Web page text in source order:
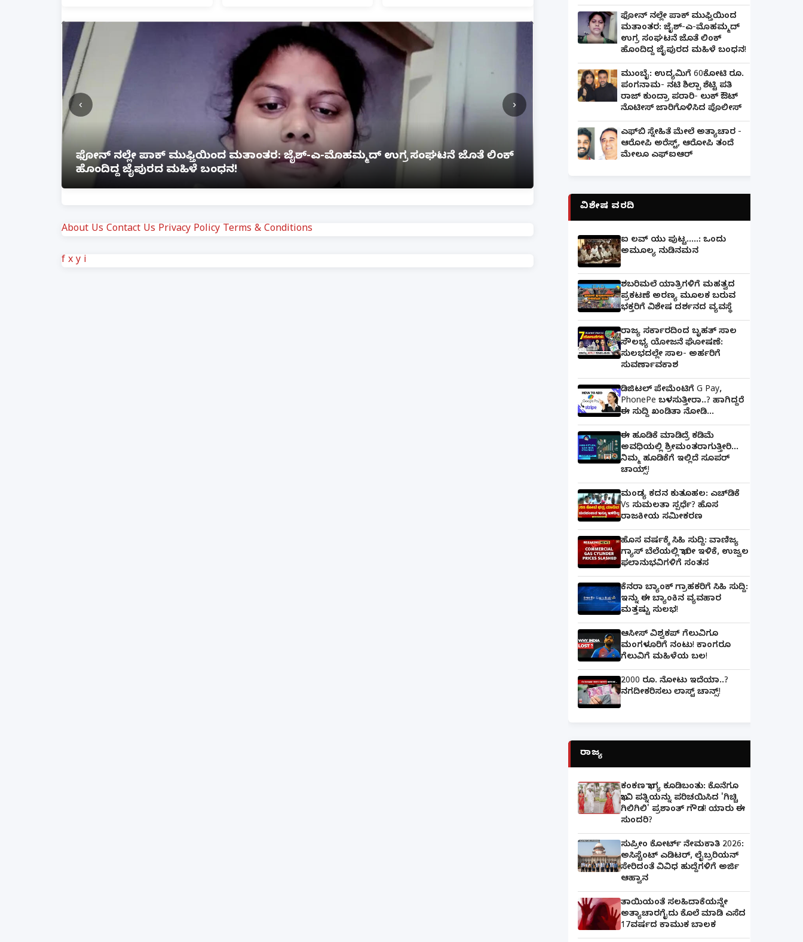
ಲಕ್ನೋ ಗೇಮಿಂಗ್ ಜೋನ್‌ನಲ್ಲಿ ಭೀಕರ ಅಗ್ನಿ ಅವಘಡ: 12 ಮಂದಿ ಸಜೀವ ದಹನ, ಹಲವರಿಗೆ ಗಂಭೀರ
ಗಾಯ
‹ ›
About Us Contact Us Privacy Policy Terms & Conditions
f x y i
ಫೋನ್ ನಲ್ಲೇ ಪಾಕ್ ಮುಫ್ತಿಯಿಂದ
ಮತಾಂತರ: ಜೈಶ್-ಎ-ಮೊಹಮ್ಮದ್
ಉಗ್ರ ಸಂಘಟನೆ ಜೊತೆ ಲಿಂಕ್
ಹೊಂದಿದ್ದ ಜೈಪುರದ ಮಹಿಳೆ ಬಂಧನ!
ಮುಂಬೈ: ಉದ್ಯಮಿಗೆ 60ಕೋಟಿ ರೂ.
ಪಂಗನಾಮ- ನಟಿ ಶಿಲ್ಪಾ ಶೆಟ್ಟಿ ಪತಿ
ರಾಜ್ ಕುಂದ್ರಾ ಪರಾರಿ- ಲುಕ್ ಔಟ್
ನೊಟೀಸ್ ಜಾರಿಗೊಳಿಸಿದ ಪೊಲೀಸ್
ಎಫ್‌ಬಿ ಸ್ನೇಹಿತೆ ಮೇಲೆ ಅತ್ಯಾಚಾರ -
ಆರೋಪಿ ಅರೆಸ್ಟ್, ಆರೋಪಿ ತಂದೆ
ಮೇಲೂ ಎಫ್ಐಆರ್
ವಿಶೇಷ ವರದಿ
ಐ ಲವ್ ಯು ಪುಟ್ಟ.....: ಒಂದು
ಅಮೂಲ್ಯ ನುಡಿನಮನ
ಶಬರಿಮಲೆ ಯಾತ್ರಿಗಳಿಗೆ ಮಹತ್ವದ
ಪ್ರಕಟಣೆ ಅರಣ್ಯ ಮೂಲಕ ಬರುವ
ಭಕ್ತರಿಗೆ ವಿಶೇಷ ದರ್ಶನದ ವ್ಯವಸ್ಥೆ
ರಾಜ್ಯ ಸರ್ಕಾರದಿಂದ ಬೃಹತ್ ಸಾಲ
ಸೌಲಭ್ಯ ಯೋಜನೆ ಘೋಷಣೆ:
ಸುಲಭದಲ್ಲೇ ಸಾಲ- ಅರ್ಹರಿಗೆ
ಸುವರ್ಣಾವಕಾಶ
ಡಿಜಿಟಲ್ ಪೇಮೆಂಟಿಗೆ G Pay,
PhonePe ಬಳಸುತ್ತೀರಾ..? ಹಾಗಿದ್ದರೆ
ಈ ಸುದ್ದಿ ಖಂಡಿತಾ ನೋಡಿ...
ಈ ಹೂಡಿಕೆ ಮಾಡಿದ್ರೆ ಕಡಿಮೆ
ಅವಧಿಯಲ್ಲಿ ಶ್ರೀಮಂತರಾಗುತ್ತೀರಿ...
ನಿಮ್ಮ ಹೂಡಿಕೆಗೆ ಇಲ್ಲಿದೆ ಸೂಪರ್
ಚಾಯ್ಸ್‌!
ಮಂಡ್ಯ ಕದನ ಕುತೂಹಲ: ಎಚ್‌ಡಿಕೆ
Vs ಸುಮಲತಾ ಸ್ಪರ್ಧೆ? ಹೊಸ
ರಾಜಕೀಯ ಸಮೀಕರಣ
ಹೊಸ ವರ್ಷಕ್ಕೆ ಸಿಹಿ ಸುದ್ದಿ: ವಾಣಿಜ್ಯ
ಗ್ಯಾಸ್‌ ಬೆಲೆಯಲ್ಲಿ ಭಾರೀ ಇಳಿಕೆ, ಉಜ್ವಲ
ಫಲಾನುಭವಿಗಳಿಗೆ ಸಂತಸ
ಕೆನರಾ ಬ್ಯಾಂಕ್‌ ಗ್ರಾಹಕರಿಗೆ ಸಿಹಿ ಸುದ್ದಿ:
ಇನ್ನು ಈ ಬ್ಯಾಂಕಿನ ವ್ಯವಹಾರ
ಮತ್ತಷ್ಟು ಸುಲಭ!
ಆಸೀಸ್ ವಿಶ್ವಕಪ್ ಗೆಲುವಿಗೂ
ಮಂಗಳೂರಿಗೆ ನಂಟು! ಕಾಂಗರೂ
ಗೆಲುವಿಗೆ ಮಹಿಳೆಯ ಬಲ!
2000 ರೂ. ನೋಟು ಇದೆಯಾ..?
ನಗದೀಕರಿಸಲು ಲಾಸ್ಟ್‌ ಚಾನ್ಸ್‌!
ರಾಜ್ಯ
ಕಂಕಣ ಭಾಗ್ಯ ಕೂಡಿಬಂತು: ಕೊನೆಗೂ
ಭಾವಿ ಪತ್ನಿಯನ್ನು ಪರಿಚಯಿಸಿದ 'ಗಿಚ್ಚಿ
ಗಿಲಿಗಿಲಿ' ಪ್ರಶಾಂತ್ ಗೌಡ! ಯಾರು ಈ
ಸುಂದರಿ?
ಸುಪ್ರೀಂ ಕೋರ್ಟ್ ನೇಮಕಾತಿ 2026:
ಅಸಿಸ್ಟೆಂಟ್ ಎಡಿಟರ್, ಲೈಬ್ರರಿಯನ್
ಸೇರಿದಂತೆ ವಿವಿಧ ಹುದ್ದೆಗಳಿಗೆ ಅರ್ಜಿ
ಆಹ್ವಾನ
ತಾಯಿಯಂತೆ ಸಲಹಿದಾಕೆಯನ್ನೇ
ಅತ್ಯಾಚಾರಗೈದು ಕೊಲೆ ಮಾಡಿ ಎಸೆದ
17ವರ್ಷದ ಕಾಮುಕ ಬಾಲಕ